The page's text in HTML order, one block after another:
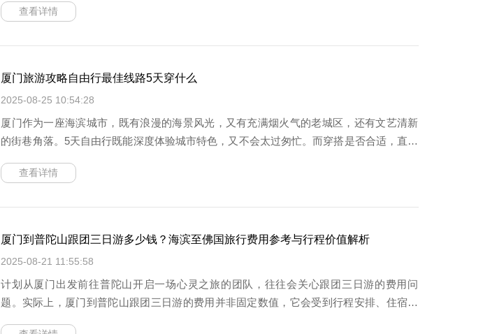
查看详情
厦门旅游攻略自由行最佳线路5天穿什么
2025-08-25 10:54:28
厦门作为一座海滨城市，既有浪漫的海景风光，又有充满烟火气的老城区，还有文艺清新
的街巷角落。5天自由行既能深度体验城市特色，又不会太过匆忙。而穿搭是否合适，直接
查看详情
厦门到普陀山跟团三日游多少钱？海滨至佛国旅行费用参考与行程价值解析
2025-08-21 11:55:58
计划从厦门出发前往普陀山开启一场心灵之旅的团队，往往会关心跟团三日游的费用问
题。实际上，厦门到普陀山跟团三日游的费用并非固定数值，它会受到行程安排、住宿标